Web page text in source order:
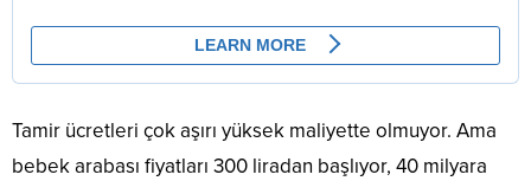
Tamir ücretleri çok aşırı yüksek maliyette olmuyor. Ama
bebek arabası fiyatları 300 liradan başlıyor, 40 milyara